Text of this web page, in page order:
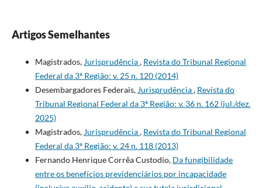
Artigos Semelhantes
Magistrados, Jurisprudência, Revista do Tribunal Regional
Federal da 3ª Região: v. 25 n. 120 (2014)
Desembargadores Federais, Jurisprudência, Revista do
Tribunal Regional Federal da 3ª Região: v. 36 n. 162 (jul./dez.
2025)
Magistrados, Jurisprudência, Revista do Tribunal Regional
Federal da 3ª Região: v. 24 n. 118 (2013)
Fernando Henrique Corrêa Custodio, Da fungibilidade
entre os benefícios previdenciários por incapacidade